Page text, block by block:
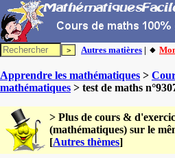
Autres matières | 🔸
Apprendre les mathématiques >
mathématiques > test de maths
> Plus de cours &
(mathématiques) sur le
[Autres thèmes]